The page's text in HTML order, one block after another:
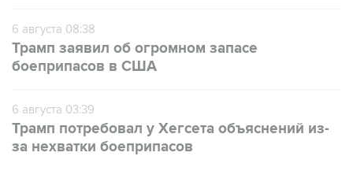
6 августа 08:38
Трамп заявил об огромном запасе
боеприпасов в США
6 августа 03:39
Трамп потребовал у Хегсета объяснений из-
за нехватки боеприпасов